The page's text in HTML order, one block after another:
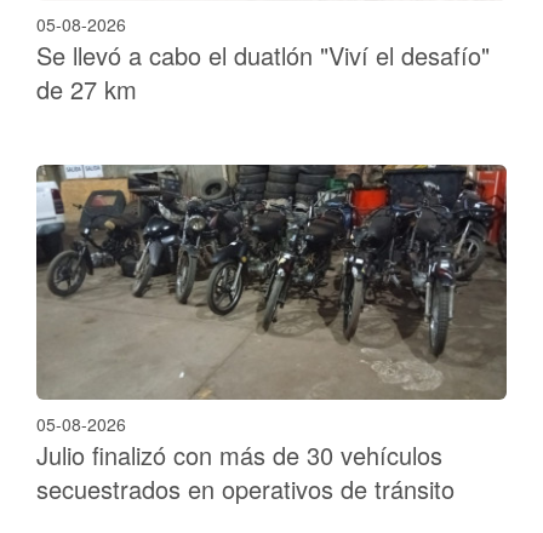
05-08-2026
Se llevó a cabo el duatlón "Viví el desafío"
de 27 km
05-08-2026
Julio finalizó con más de 30 vehículos
secuestrados en operativos de tránsito